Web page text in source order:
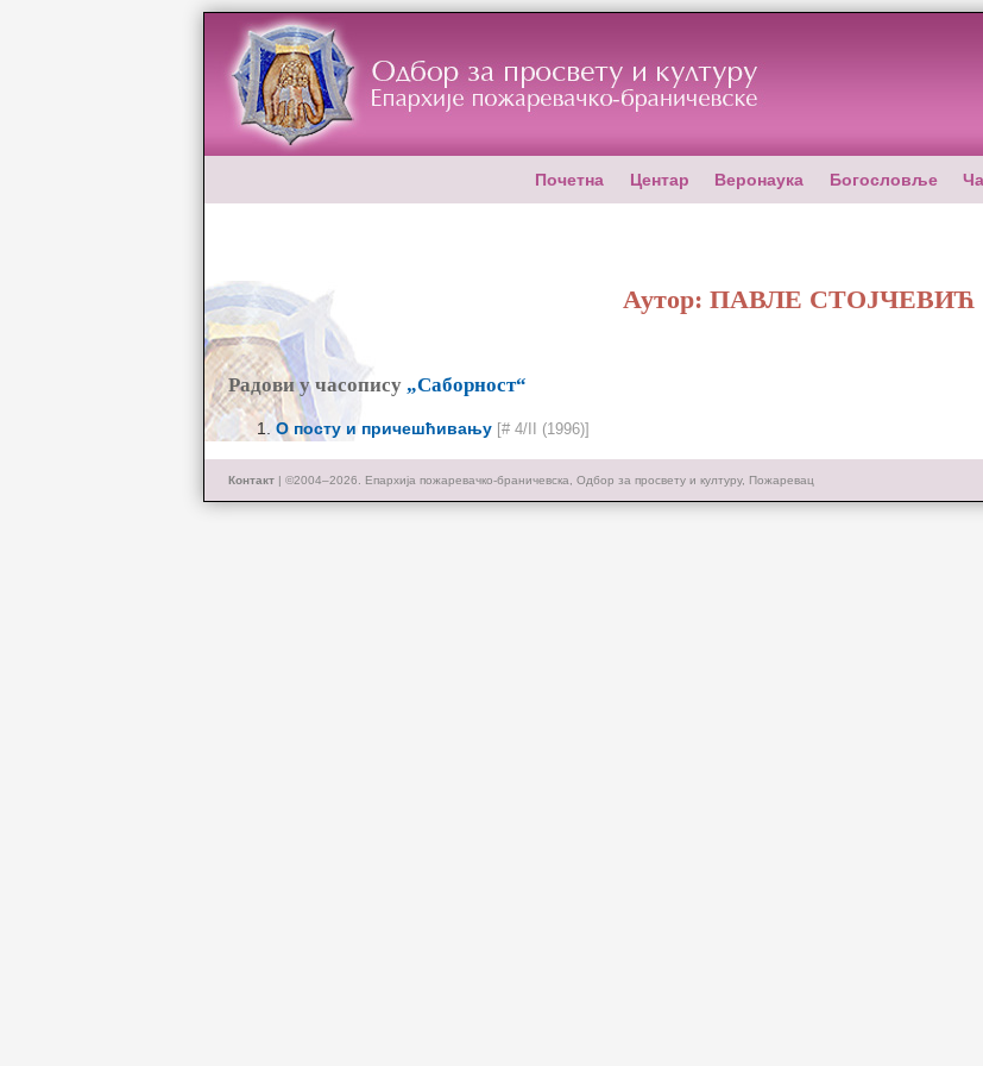
Почетна Центар Веронаука Богословље
Аутор: ПАВЛЕ СТОЈЧЕВИЋ
Радови у часопису „Саборност“
О посту и причешћивању [# 4/II (1996)]
Контакт | ©2004–2026. Епархија пожаревачко-браничевска, Одбор за просвету и културу, Пожаревац